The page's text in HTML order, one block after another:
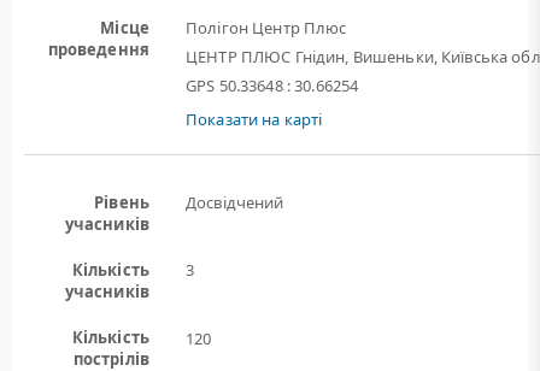
Місце
проведення
Полігон Центр Плюс
ЦЕНТР ПЛЮС Гнідин, Вишеньки, Київська
GPS 50.33648 : 30.66254
Показати на карті
Рівень
учасників
Досвідчений
Кількість
учасників
3
Кількість
пострілів
120